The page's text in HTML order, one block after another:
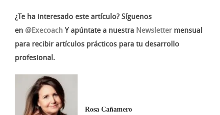
¿Te ha interesado este artículo? Síguenos
en @Execoach Y apúntate a nuestra Newslettermensual
para recibir artículos prácticos para tu desarrollo
profesional.
Rosa Cañamero